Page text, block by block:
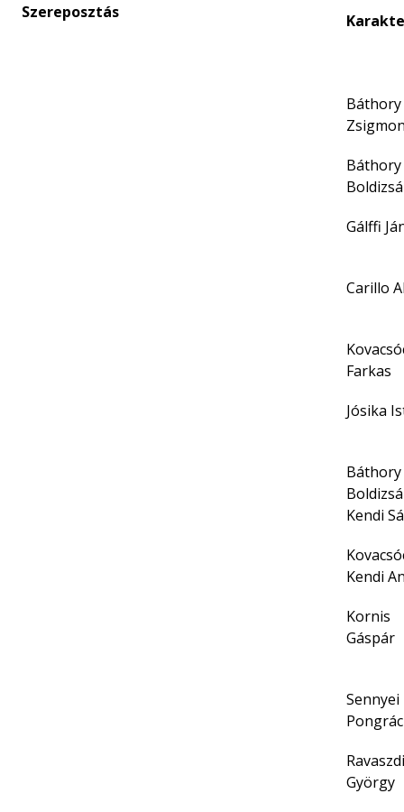
Szereposztás
Báthory
Báthory
Gálffi
Carillo
Farkas
Jósika
Báthory
Kendi
Kendi
Kornis
Gáspár
Sennyei
Pongrác
Ravaszdi
György